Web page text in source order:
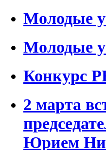
Молодые
Молодые
Конкурс
2 марта
Юрием